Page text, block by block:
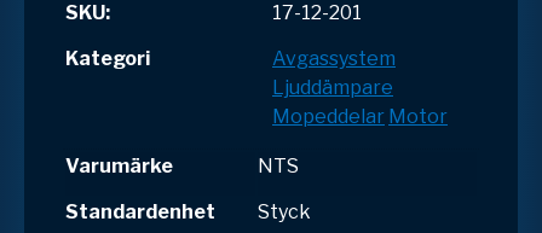
SKU:
17-12-201
Kategori
Avgassystem
Ljuddämpare
Mopeddelar Motor
Varumärke
NTS
Standardenhet
Styck